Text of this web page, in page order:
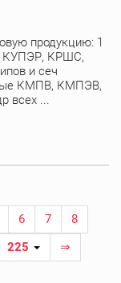
продукцию: 1
КУПЭР, КРШС,
и сеч
КМПВ, КМПЭВ,
...
6 7
8
225
⇒